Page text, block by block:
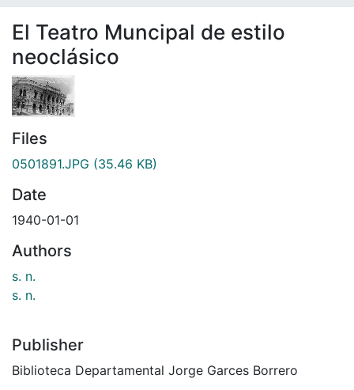
El Teatro Muncipal de estilo
neoclásico
Files
0501891.JPG (35.46 KB)
Date
1940-01-01
Authors
s. n.
s. n.
Publisher
Biblioteca Departamental Jorge Garces Borrero